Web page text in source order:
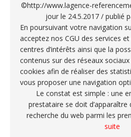
©http://www.lagence-
jour le 24.5.2017 / publié
En poursuivant votre navigation
acceptez nos CGU des services
centres d’intérêts ainsi que la
contenus sur des réseaux sociaux
cookies afin de réaliser des
vous proposer une navigation
Le constat est simple : une
prestataire se doit
recherche du web parmi les
suite